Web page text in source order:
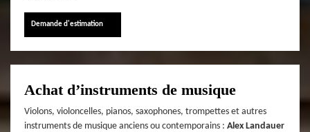
Demande d'estimation
Achat d’instruments de musique
Violons, violoncelles, pianos, saxophones, trompettes et autres
instruments de musique anciens ou contemporains : Alex Landauer